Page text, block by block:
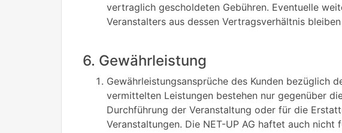
vertraglich gescholdeten Gebühren. Eventuelle
Veranstalters aus dessen Vertragsverhältnis
6. Gewährleistung
Gewährleistungsansprüche des Kunden bezüglich
vermittelten Leistungen bestehen nur gegenüber
Durchführung der Veranstaltung oder für die
Veranstaltungen. Die NET-UP AG haftet auch nicht